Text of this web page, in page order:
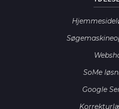
SoMe
Google